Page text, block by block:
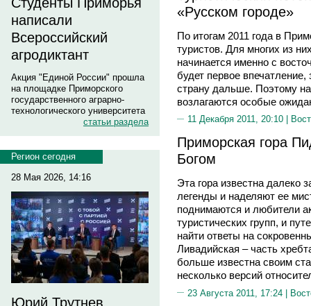
написали
Всероссийский
агродиктант
Акция "Единой России" прошла
на площадке Приморского
государственного аграрно-
технологического университета
статьи раздела
Регион сегодня
28 Мая 2026, 14:16
Юрий Трутнев
«Русском городе»
По итогам 2011 года в
туристов. Для многих из
начинается именно с
будет первое
страну дальше. Поэтому
возлагаются особые
11 Декабря 2011, 20:10 |
Приморская гора
Богом
Эта гора известна далеко
легенды и наделяют ее
поднимаются и любители
туристических групп, и
найти ответы на
Ливадийская – часть
больше известна своим
несколько версий
23 Августа 2011, 17:24 |